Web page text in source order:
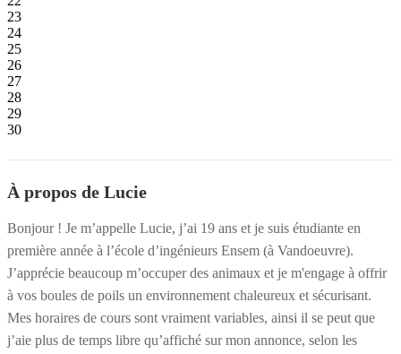
23
24
25
26
27
28
29
30
À propos de Lucie
Bonjour ! Je m’appelle Lucie, j’ai 19 ans et je suis étudiante en
première année à l’école d’ingénieurs Ensem (à Vandoeuvre).
J’apprécie beaucoup m’occuper des animaux et je m'engage à offrir
à vos boules de poils un environnement chaleureux et sécurisant.
Mes horaires de cours sont vraiment variables, ainsi il se peut que
j’aie plus de temps libre qu’affiché sur mon annonce, selon les